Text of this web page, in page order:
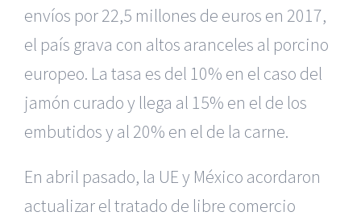
envíos por 22,5 millones de euros en 2017,
el país grava con altos aranceles al porcino
europeo. La tasa es del 10% en el caso del
jamón curado y llega al 15% en el de los
embutidos y al 20% en el de la carne.
En abril pasado, la UE y México acordaron
actualizar el tratado de libre comercio